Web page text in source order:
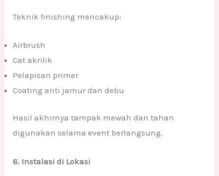
Teknik finishing mencakup:
Airbrush
Cat akrilik
Pelapisan primer
Coating anti jamur dan debu
Hasil akhirnya tampak mewah dan tahan
digunakan selama event berlangsung.
6. Instalasi di Lokasi